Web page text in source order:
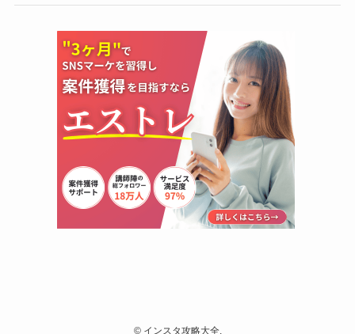
©インスタ攻略大全.